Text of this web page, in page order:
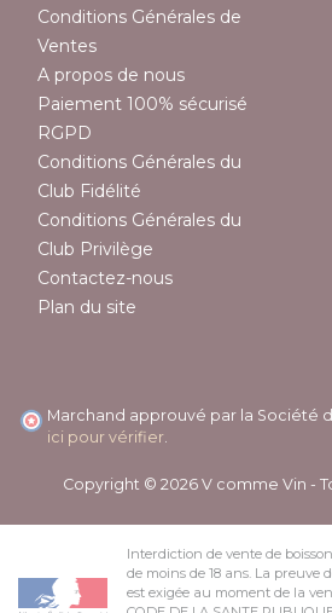
Conditions Générales de
Ventes
A propos de nous
Paiement 100% sécurisé
RGPD
Conditions Générales du
Club Fidélité
Conditions Générales du
Club Privilège
Contactez-nous
Plan du site
Marchand approuvé par la Société
ici pour vérifier
Copyright © 2026 V comme Vin -
Interdiction de vente de
de moins de 18 ans. La preuve
est exigée au moment de la